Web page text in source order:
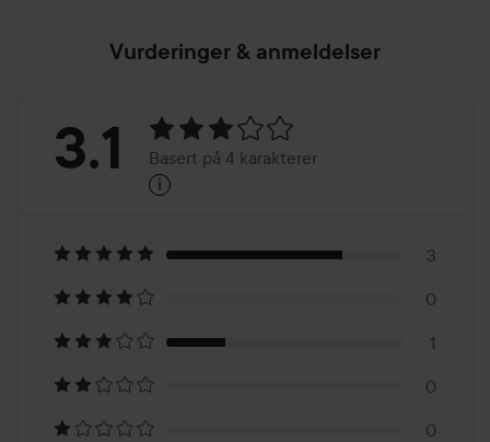
Vurderinger & anmeldelser
Vurdering:
Basert
på
4
karakterer
3.1 Basert på 4 karakterer
i
3
0
1
0
0